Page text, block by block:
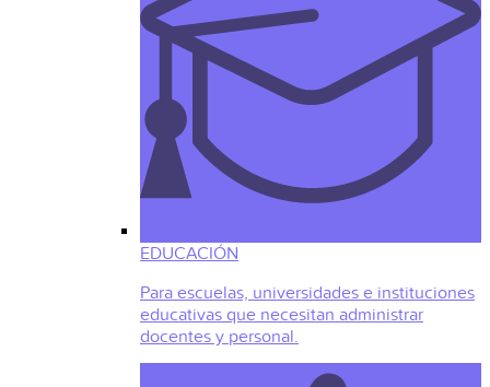
EDUCACIÓN
Para escuelas, universidades e instituciones
educativas que necesitan administrar
docentes y personal.